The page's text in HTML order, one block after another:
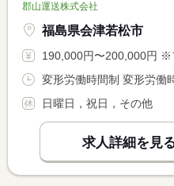
郡山運送株式会社
福島県会津若松市
190,000円〜200,000円 ※フルタイム求人の場合は月額
日曜日，祝日，その他
求人詳細を見